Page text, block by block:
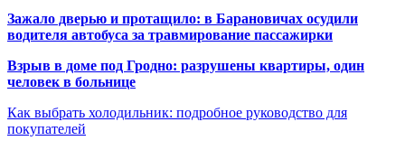
Зажало дверью и протащило: в Барановичах осудили
водителя автобуса за травмирование пассажирки
Взрыв в доме под Гродно: разрушены квартиры, один
человек в больнице
Как выбрать холодильник: подробное руководство для
покупателей